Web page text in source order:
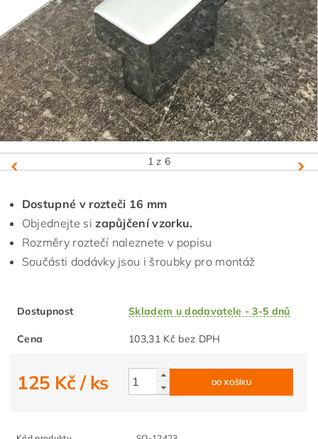
1 z 6
Dostupné v rozteči 16 mm
Objednejte si zapůjčení vzorku.
Rozměry roztečí naleznete v popisu
Součásti dodávky jsou i šroubky pro montáž
Dostupnost Skladem u dodavatele - 3-5 dnů
Cena 103,31 Kč bez DPH
125 Kč/ ks